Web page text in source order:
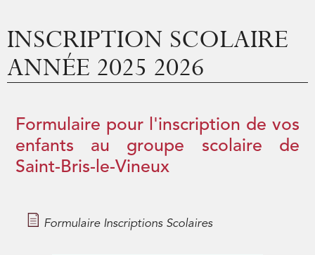
INSCRIPTION SCOLAIRE
ANNÉE 2025 2026
Formulaire pour l'inscription de vos
enfants au groupe scolaire de
Saint-Bris-le-Vineux
Formulaire Inscriptions Scolaires